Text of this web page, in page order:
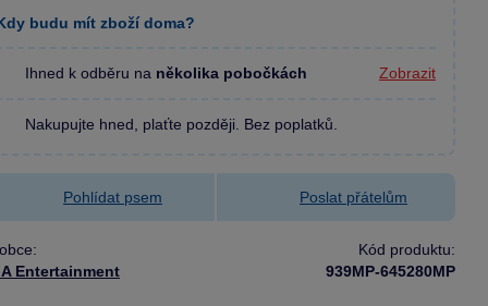
budu mít zboží doma?
Ihned k odběru na několika pobočkách Zobrazit
Nakupujte hned, plaťte později. Bez poplatků.
Pohlídat psem Poslat přátelům
Entertainment
Kód produktu:
939MP-645280MP